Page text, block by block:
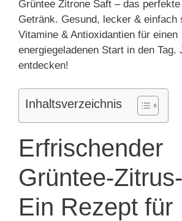
Grüntee Zitrone Saft – das
Getränk. Gesund, lecker & einfach
Vitamine & Antioxidantien für einen
energiegeladenen Start in den Tag.
entdecken!
Inhaltsverzeichnis
Erfrischender
Grüntee-
Ein Rezept für